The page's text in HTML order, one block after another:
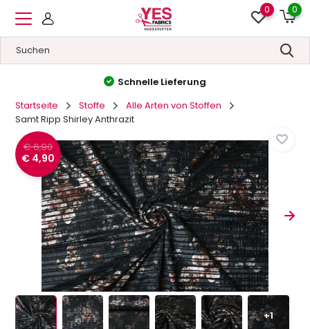
0 0
Hohe Qualität&Niedrige Preise
Startseite
Stoffe
Alle Arten von Stoffen
Samt Ripp Shirley Anthrazit
€ 6,90
€ 4,90
+1